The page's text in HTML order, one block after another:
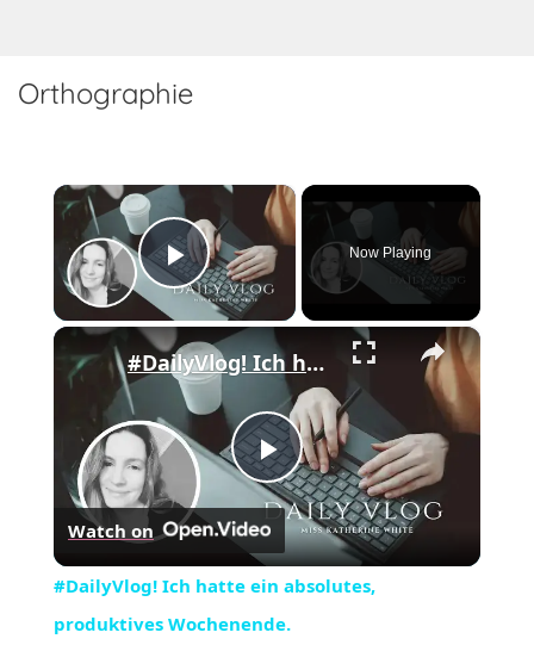
Orthographie
×
Play Video
Now Playing
×
Play
Video
#DailyVlog! Ich hatte ein absolutes, produktives Wochenende.
Watch on
#DailyVlog! Ich hatte ein absolutes,
produktives Wochenende.